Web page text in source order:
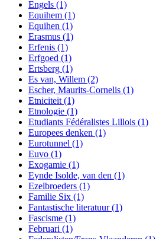
Engels (1)
Equihem (1)
Equihen (1)
Erasmus (1)
Erfenis (1)
Erfgoed (1)
Ertsberg (1)
Es van, Willem (2)
Escher, Maurits-Cornelis (1)
Etniciteit (1)
Etnologie (1)
Etudiants Fédéralistes Lillois (1)
Europees denken (1)
Eurotunnel (1)
Euvo (1)
Exogamie (1)
Eynde Isolde, van den (1)
Ezelbroeders (1)
Familie Six (1)
Fantastische literatuur(1)
Fascisme (1)
Februari (1)